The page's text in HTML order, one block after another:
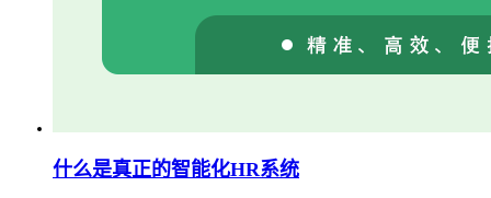
什么是真正的智能化HR系统